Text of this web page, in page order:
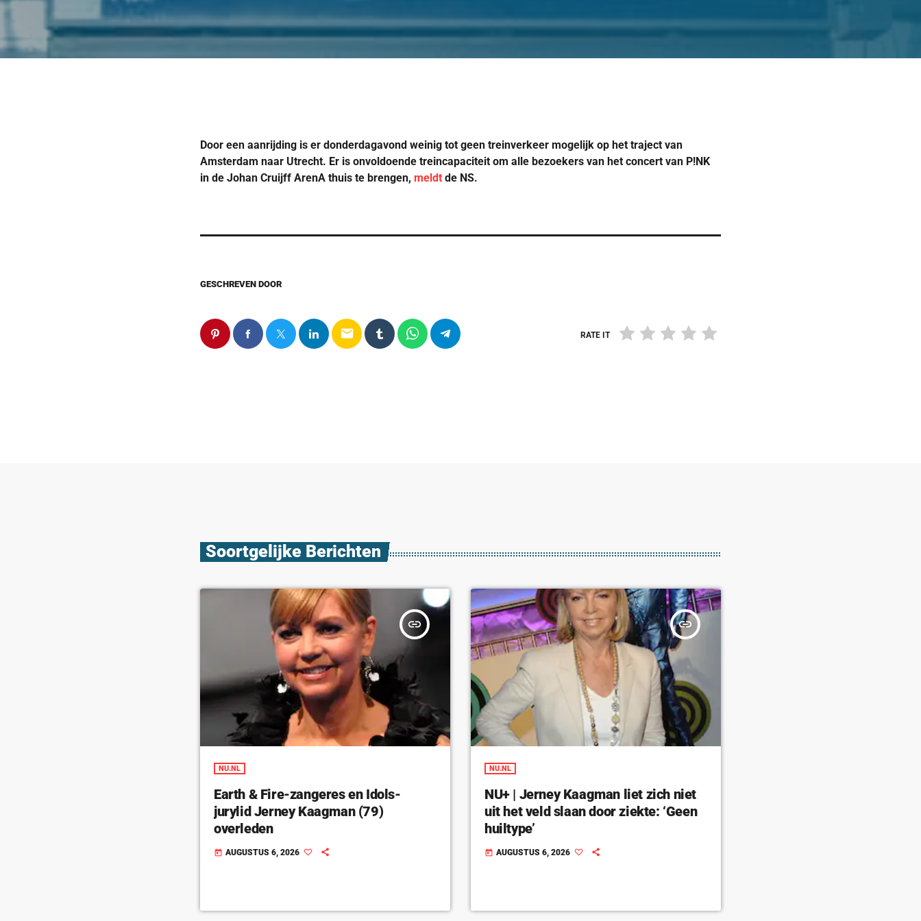
Door een aanrijding is er donderdagavond weinig tot geen treinverkeer mogelijk op het traject van
Amsterdam naar Utrecht. Er is onvoldoende treincapaciteit om alle bezoekers van het concert van P!NK
in de Johan Cruijff ArenA thuis te brengen, meldt de NS.
GESCHREVEN DOOR
email RATE IT
Soortgelijke Berichten
insert_link
NU.NL
Earth & Fire-zangeres en Idols-
jurylid Jerney Kaagman (79)
overleden
today AUGUSTUS 6, 2026
insert_link
NU.NL
NU+ | Jerney Kaagman liet zich niet
uit het veld slaan door ziekte: ‘Geen
huiltype’
today AUGUSTUS 6, 2026